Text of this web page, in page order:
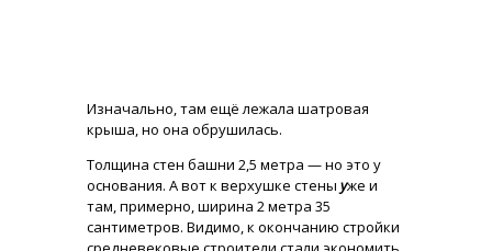
Изначально, там ещё лежала шатровая
крыша, но она обрушилась.
Толщина стен башни 2,5 метра — но это у
основания. А вот к верхушке стены уже и
там, примерно, ширина 2 метра 35
сантиметров. Видимо, к окончанию стройки